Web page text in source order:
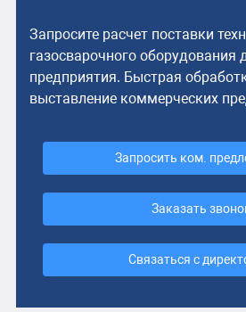
Запросите расчет поставки
газосварочного оборудования
предприятия. Быстрая
выставление коммерческих
Запросить ком.
Заказать
Связаться с